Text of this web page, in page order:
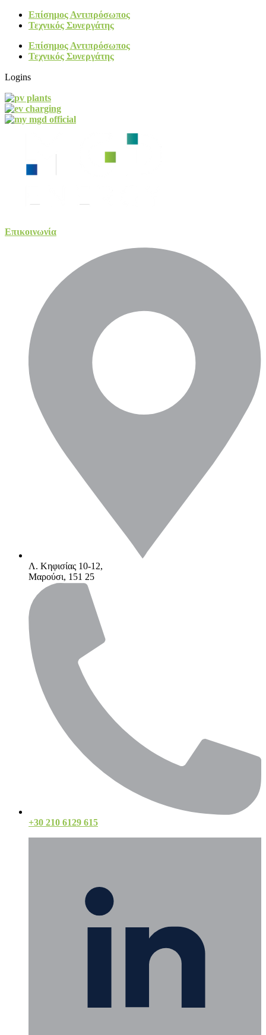
Επίσημος Αντιπρόσωπος
Τεχνικός Συνεργάτης
Επίσημος Αντιπρόσωπος
Τεχνικός Συνεργάτης
Logins
Επικοινωνία
Λ. Κηφισίας 10-12,
Μαρούσι, 151 25
+30 210 6129 615